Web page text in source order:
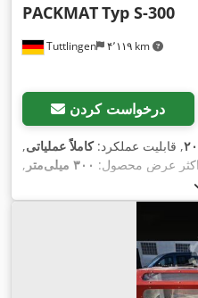
Tuttlingen ۴٬۱۱۹ km
PACKMATTyp S-300
درخواست کردن
, قابلیت عملکرد:کاملاً عملیاتی,
عرض محصول: ۳۰۰ میلی‌متر
,
, تجهیزات:مستندات /